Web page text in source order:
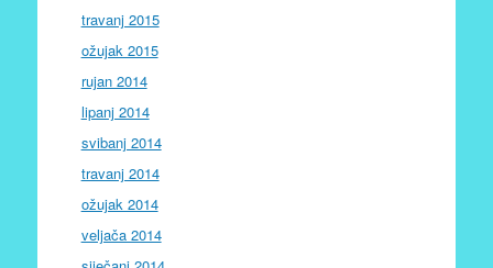
travanj 2015
ožujak 2015
rujan 2014
lipanj 2014
svibanj 2014
travanj 2014
ožujak 2014
veljača 2014